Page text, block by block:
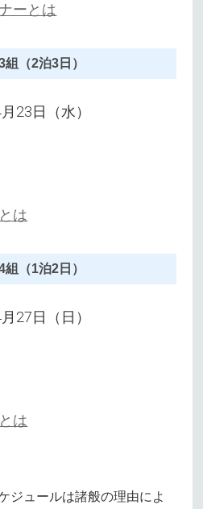
ーとは
（2泊3日）
23日（水）
は
（1泊2日）
27日（日）
は
ジュールは諸般の理由によ